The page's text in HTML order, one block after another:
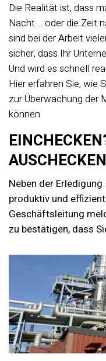
Die Realität ist, dass
Nacht ... oder die Zeit
sind bei der Arbeit
sicher, dass Ihr
Und wird es schnell
Hier erfahren Sie, wie
zur Überwachung der
können.
AUSCHECKEN
Neben der
produktiv und
Geschäftsleitung
zu bestätigen, dass